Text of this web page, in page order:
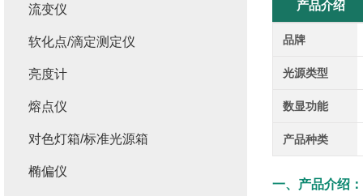
产品介绍
品牌
光源类型
数显功能
产品种类
一、产品介绍：
流变仪
软化点/滴定测定仪
亮度计
熔点仪
对色灯箱/标准光源箱
椭偏仪